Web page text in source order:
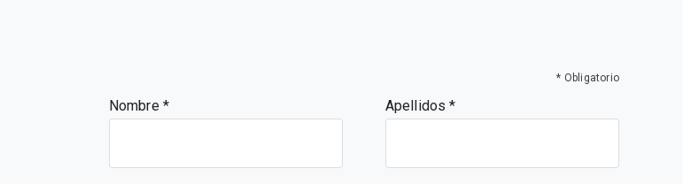
* Obligatorio
Nombre Apellidos